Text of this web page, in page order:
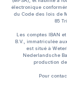
électronique
du Code des lois de
85
Les comptes IBAN
B.V., immatriculée
est situé à
Nederlandsche
production
Pour